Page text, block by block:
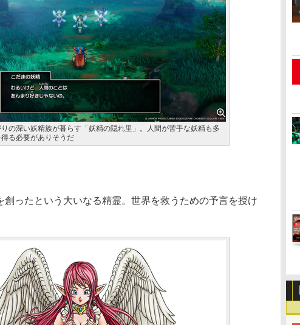
の深い妖精族が暮らす「妖精の隠れ里」。人間が苦手な妖精も多
る必要がありそうだ
ったという大いなる精霊。世界を救うための予言を授け